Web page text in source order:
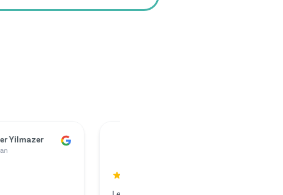
Günter Kunze
il y a un an